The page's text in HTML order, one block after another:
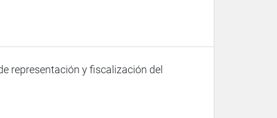
representación y fiscalización del